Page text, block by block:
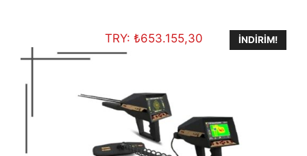
€7.400,00.
TRY: ₺653.155,30 İNDIRIM!